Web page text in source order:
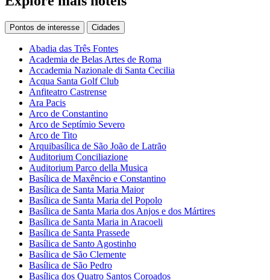
Pontos de interesse Cidades
Abadia das Três Fontes
Academia de Belas Artes de Roma
Accademia Nazionale di Santa Cecilia
Acqua Santa Golf Club
Anfiteatro Castrense
Ara Pacis
Arco de Constantino
Arco de Septímio Severo
Arco de Tito
Arquibasílica de São João de Latrão
Auditorium Conciliazione
Auditorium Parco della Musica
Basílica de Maxêncio e Constantino
Basílica de Santa Maria Maior
Basílica de Santa Maria del Popolo
Basílica de Santa Maria dos Anjos e dos Mártires
Basílica de Santa Maria in Aracoeli
Basílica de Santa Prassede
Basílica de Santo Agostinho
Basílica de São Clemente
Basílica de São Pedro
Basílica dos Quatro Santos Coroados